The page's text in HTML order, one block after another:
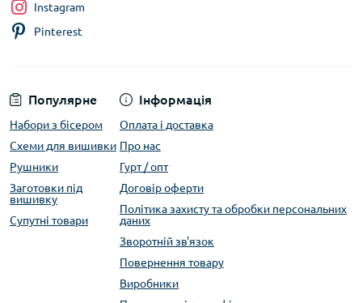
Популярне
Набори з бісером
Схеми для вишивки
Рушники
Заготовки під
вишивку
Супутні товари
Інформація
Оплата і доставка
Про нас
Гурт / опт
Договір оферти
Політика захисту та обробки персональних
даних
Зворотній зв'язок
Повернення товару
Виробники
Instagram
Pinterest